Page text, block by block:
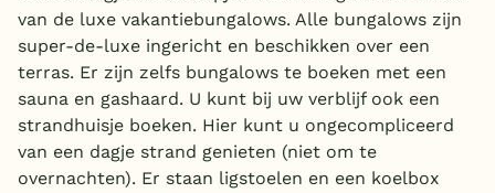
van de luxe vakantiebungalows. Alle bungalows zijn
super-de-luxe ingericht en beschikken over een
terras. Er zijn zelfs bungalows te boeken met een
sauna en gashaard. U kunt bij uw verblijf ook een
strandhuisje boeken. Hier kunt u ongecompliceerd
van een dagje strand genieten (niet om te
overnachten). Er staan ligstoelen en een koelbox